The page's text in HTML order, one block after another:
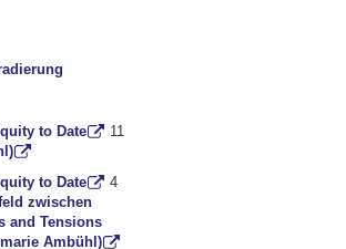
to Date
11
to Date
4
zwischen
and Tensions
Ambühl)